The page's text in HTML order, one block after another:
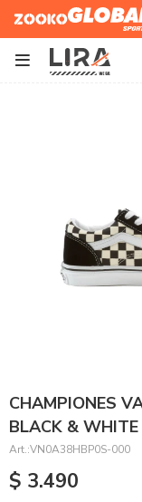
Zooko Global Sports

CHAMPIONES
BLACK & WHITE
VN0A38HBP0S-000
$ 3.490